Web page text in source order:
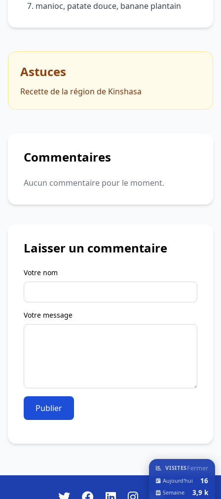
manioc, patate douce, banane plantain
Astuces
Recette de la région de Kinshasa
Commentaires
Aucun commentaire pour le moment.
Laisser un commentaire
Votre nom
Votre message
Publier
VISITESFermer
Aujourd'hui 16
Semaine 3,9 k